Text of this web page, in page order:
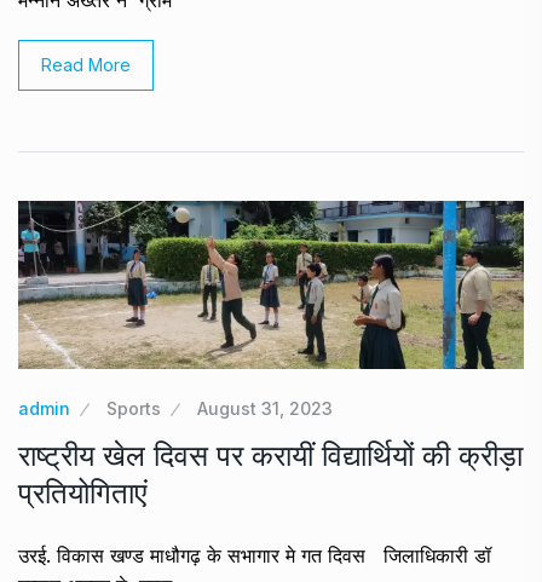
Read More
admin Sports August 31, 2023
राष्ट्रीय खेल दिवस पर करायीं विद्यार्थियों की क्रीड़ा
प्रतियोगिताएं
उरई. विकास खण्ड माधौगढ़ के सभागार मे गत दिवस जिलाधिकारी डॉ